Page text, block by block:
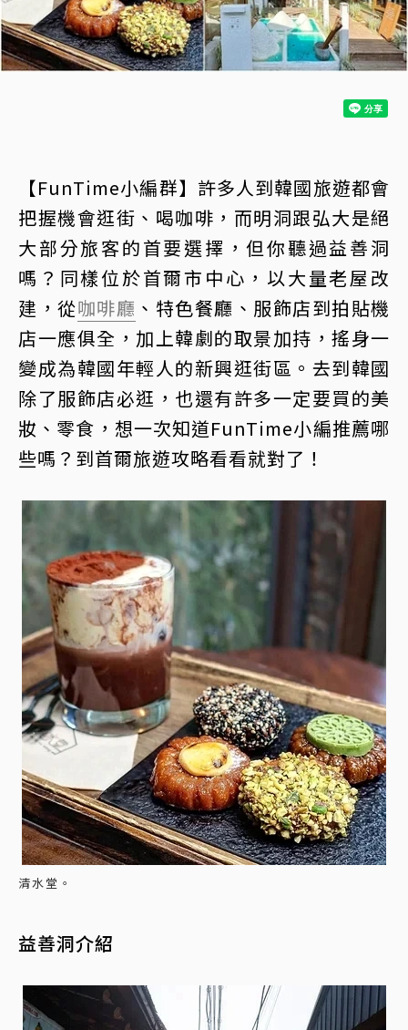
【FunTime小編群】許多人到韓國旅遊都會
把握機會逛街、喝咖啡，而明洞跟弘大是絕
大部分旅客的首要選擇，但你聽過益善洞
嗎？同樣位於首爾市中心，以大量老屋改
建，從咖啡廳 、特色餐廳、服飾店到拍貼機
店一應俱全，加上韓劇的取景加持，搖身一
變成為韓國年輕人的新興逛街區。去到韓國
除了服飾店必逛，也還有許多一定要買的美
妝、零食，想一次知道FunTime小編推薦哪
些嗎？到首爾旅遊攻略看看就對了！
清水堂。
益善洞介紹